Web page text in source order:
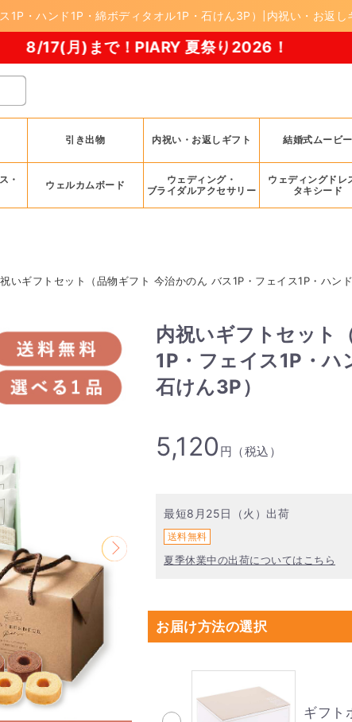
・ハンド1P・綿ボディタオル1P・石けん3P）|内祝い・お返し
で！PIARY 夏祭り2026！
引き出物 内祝い・お返しギフト 結婚式ムービー
・
ウェルカムボード
ウェディング・
ブライダルアクセサリー
ウェディングドレ
タキシード
いギフトセット（品物ギフト 今治かのん バス1P・フェイス1P・ハン
内祝いギフトセット
1P・フェイス1P・ハ
石けん3P）
5,120 円（税込）
最短8月25日（火）出荷
送料無料
夏季休業中の出荷についてはこちら
お届け方法の選択
ギフト